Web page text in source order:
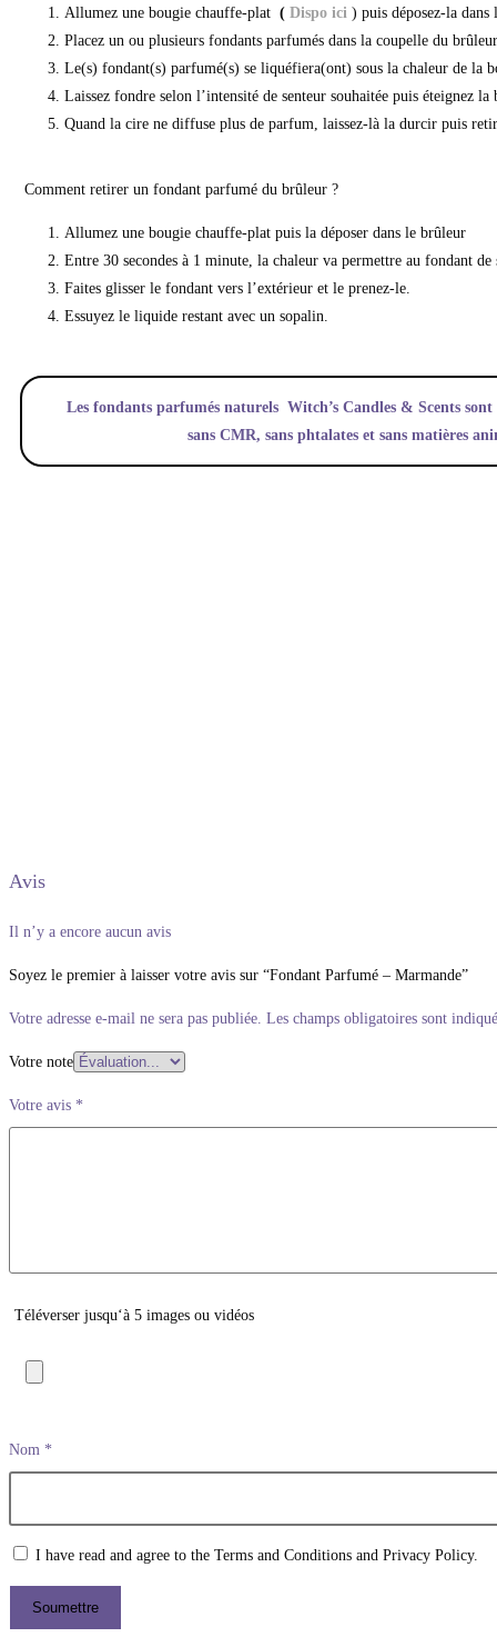
Allumez une bougie chauffe-plat ( Dispo ici ) puis déposez-la dans
Placez un ou plusieurs fondants parfumés dans la coupelle du
Le(s) fondant(s) parfumé(s) se liquéfiera(ont) sous la chaleur de la
Laissez fondre selon l’intensité de senteur souhaitée puis éteignez la
Quand la cire ne diffuse plus de parfum, laissez-là la durcir puis
Comment retirer un fondant parfumé du brûleur ?
Allumez une bougie chauffe-plat puis la déposer dans le brûleur
Entre 30 secondes à 1 minute, la chaleur va permettre au fondant
Faites glisser le fondant vers l’extérieur et le prenez-le.
Essuyez le liquide restant avec un sopalin.
Les fondants parfumés naturels Witch’s Candles & Scents
sans CMR, sans phtalates et sans matières
Avis
Il n’y a encore aucun avis
Soyez le premier à laisser votre avis sur “Fondant Parfumé – Marmande”
Votre adresse e-mail ne sera pas publiée. Les champs obligatoires sont
Votre note
Votre avis *
Téléverser jusqu‘à 5 images ou vidéos
Nom *
I have read and agree to the Terms and Conditions and Privacy Policy.